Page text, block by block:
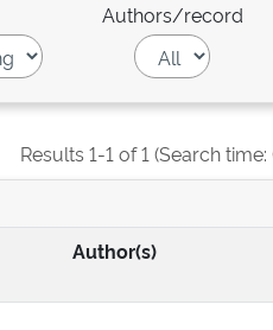
Authors/record
Results 1-1 of 1 (Search
Author(s)